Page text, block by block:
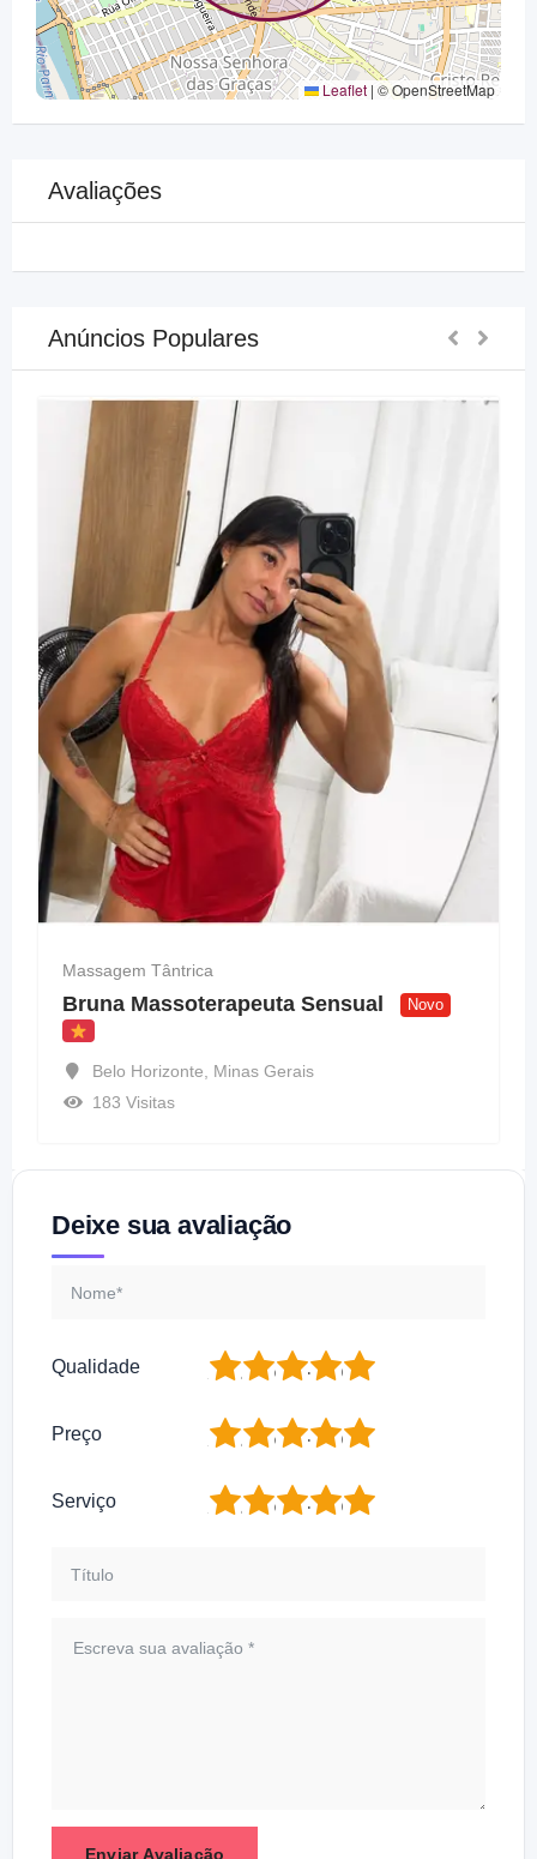
Leaflet | © OpenStreetMap
Avaliações
Anúncios Populares
Massagem Tântrica
Bruna Massoterapeuta Sensual Novo
Belo Horizonte
Minas Gerais
183 Visitas
Deixe sua avaliação
Qualidade 5
4
3
2
Preço 5
4
3
2
Serviço 5
4
3
2